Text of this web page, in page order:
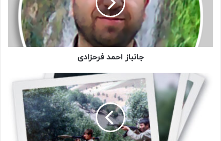
جانباز احمد فرحزادی